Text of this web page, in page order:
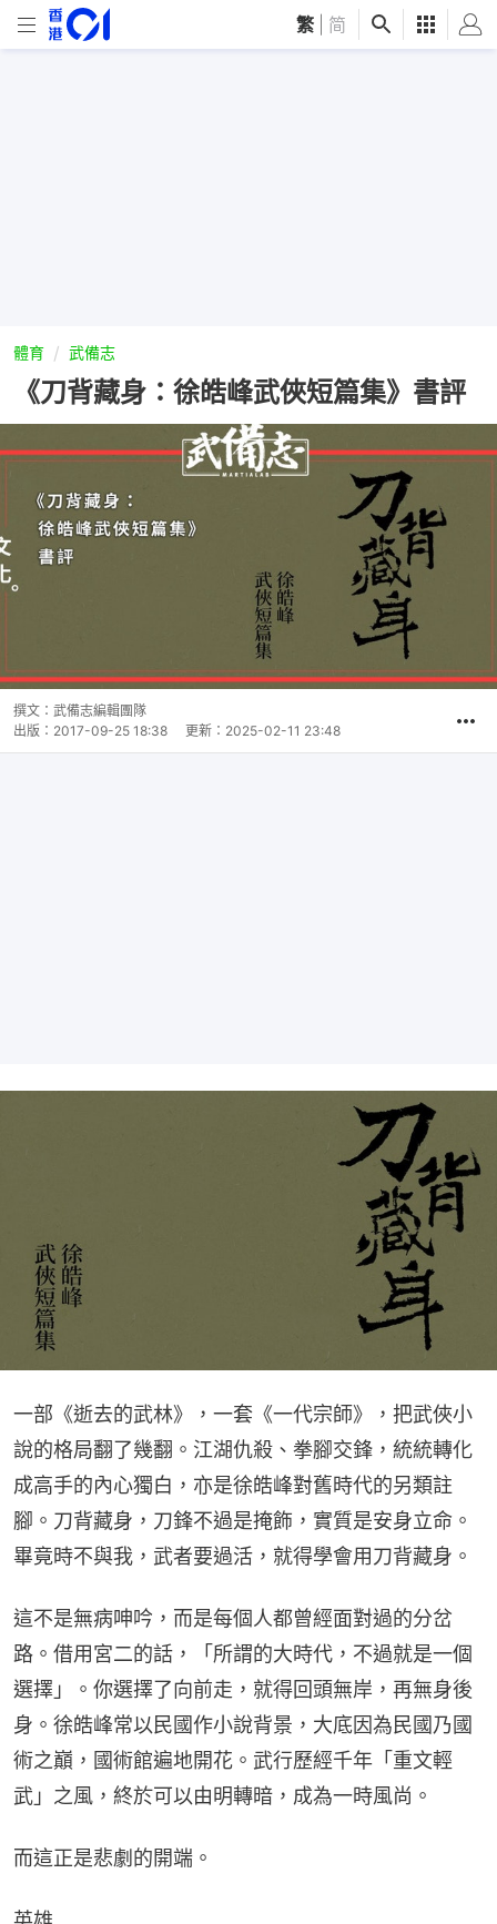
繁 简
體育 武備志
《刀背藏身：徐皓峰武俠短篇集》書評
撰文： 武備志編輯團隊
出版： 2017-09-25 18:38 更新： 2025-02-11 23:48
一部《逝去的武林》，一套《一代宗師》，把武俠小
說的格局翻了幾翻。江湖仇殺、拳腳交鋒，統統轉化
成高手的內心獨白，亦是徐皓峰對舊時代的另類註
腳。刀背藏身，刀鋒不過是掩飾，實質是安身立命。
畢竟時不與我，武者要過活，就得學會用刀背藏身。
這不是無病呻吟，而是每個人都曾經面對過的分岔
路。借用宮二的話，「所謂的大時代，不過就是一個
選擇」。你選擇了向前走，就得回頭無岸，再無身後
身。徐皓峰常以民國作小說背景，大底因為民國乃國
術之巔，國術館遍地開花。武行歷經千年「重文輕
武」之風，終於可以由明轉暗，成為一時風尚。
而這正是悲劇的開端。